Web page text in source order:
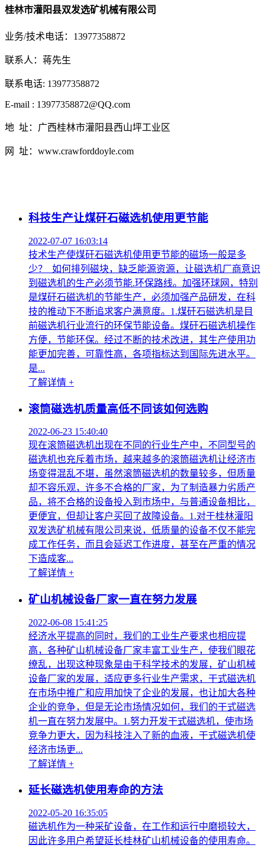
桂林市灌阳县双发选矿机械有限公司
业务/技术电话：13977358872
联系人：蒋先生
联系电话: 13977358872
E-mail : 13977358872@QQ.com
地 址：广西桂林市灌阳县西山坪工业区
网 址：www.crawforddoyle.com
科技生产让煤矸石磁选机使用更节能
2022-07-07 16:03:14
技术生产使煤矸石磁选机使用更节能的磁场一般是多
少？_如何排列磁块，缺乏能源资源，让磁选机厂商意识
到磁选机的生产必须节能.环保路线。加强环球网，特别
是煤矸石磁选机的节能生产，必须加强产品研发，在科
技的推动下不断追求客户满意度。1.煤矸石磁选机是目
前磁选机行业流行的环保节能设备。煤矸石磁选机操作
方便，节能环保。经过不断的技术改进，其生产使用功
能更加完善，可靠性高，各项指标达到国际先进水平。
是...
了解详情 +
滚筒磁选机质量高低不同该如何选购
2022-06-23 15:40:40
现在滚筒磁选机出现在不同的行业生产中，不同型号的
磁选机也充斥着市场，越来越多的滚筒磁选机让经济市
场变得混乱不堪，虽然滚筒磁选机的数量较多，但质量
却不容乐观，许多不合格的厂家，为了制造暴力劣质产
品，将不合格的设备投入到市场中，与普通设备相比，
更便宜，但却让客户买回了故障设备。1.对于桂林灌阳
双发选矿机械有限公司来说，低质量的设备不仅不能完
成工作任务，而且会延迟工作进度，甚至在严重的情况
下造成客...
了解详情 +
矿山机械设备厂家一直在努力发展
2022-06-08 15:41:25
经济水平提高的同时，我们的工业生产要求也相应提
高，各种矿山机械设备厂家丰富工业生产，使我们眼花
缭乱，出现这种现象是由于科学技术的发展，矿山机械
设备厂家的发展，适应更多行业生产需求，干式磁选机
在市场中推广和应用加快了企业的发展，也让加大各种
企业的竞争，但是无论市场情况如何，我们的干式磁选
机一直在努力发展中。1.努力开发干式磁选机，使市场
竞争力更大，因为科技注入了新的血液，干式磁选机使
经济市场更...
了解详情 +
延长磁选机使用寿命的方法
2022-05-20 16:35:05
磁选机作为一种采矿设备，在工作和运行中磨损较大，
因此许多用户希望延长桂林矿山机械设备的使用寿命。